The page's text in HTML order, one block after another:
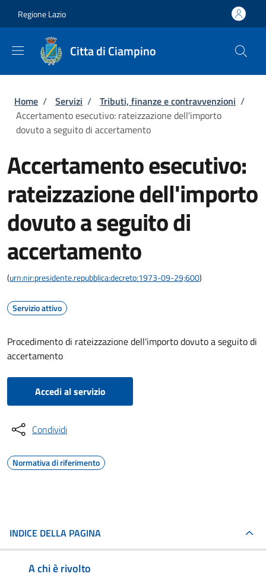
Regione Lazio
Citta di Ciampino
Briciole di pane
Home / Servizi / Tributi, finanze e contravvenzioni /
Accertamento esecutivo: rateizzazione dell'importo
dovuto a seguito di accertamento
Accertamento esecutivo:
rateizzazione dell'importo
dovuto a seguito di
accertamento
(urn:nir:presidente.repubblica:decreto:1973-09-29;600)
Servizio attivo
Procedimento di rateizzazione dell'importo dovuto a seguito di
accertamento
Accedi al servizio
Condividi
Normativa di riferimento
INDICE DELLA PAGINA
A chi è rivolto